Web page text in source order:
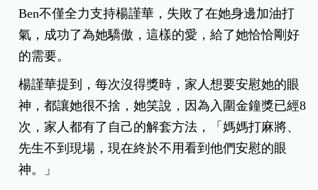
Ben不僅全力支持楊謹華，失敗了在她身邊加油打
氣，成功了為她驕傲，這樣的愛，給了她恰恰剛好
的需要。
楊謹華提到，每次沒得獎時，家人想要安慰她的眼
神，都讓她很不捨，她笑說，因為入圍金鐘獎已經8
次，家人都有了自己的解套方法，「媽媽打麻將、
先生不到現場，現在終於不用看到他們安慰的眼
神。」